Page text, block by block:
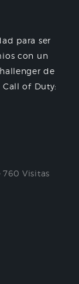
para ser
con un
de
Call of Duty:
760 Visitas